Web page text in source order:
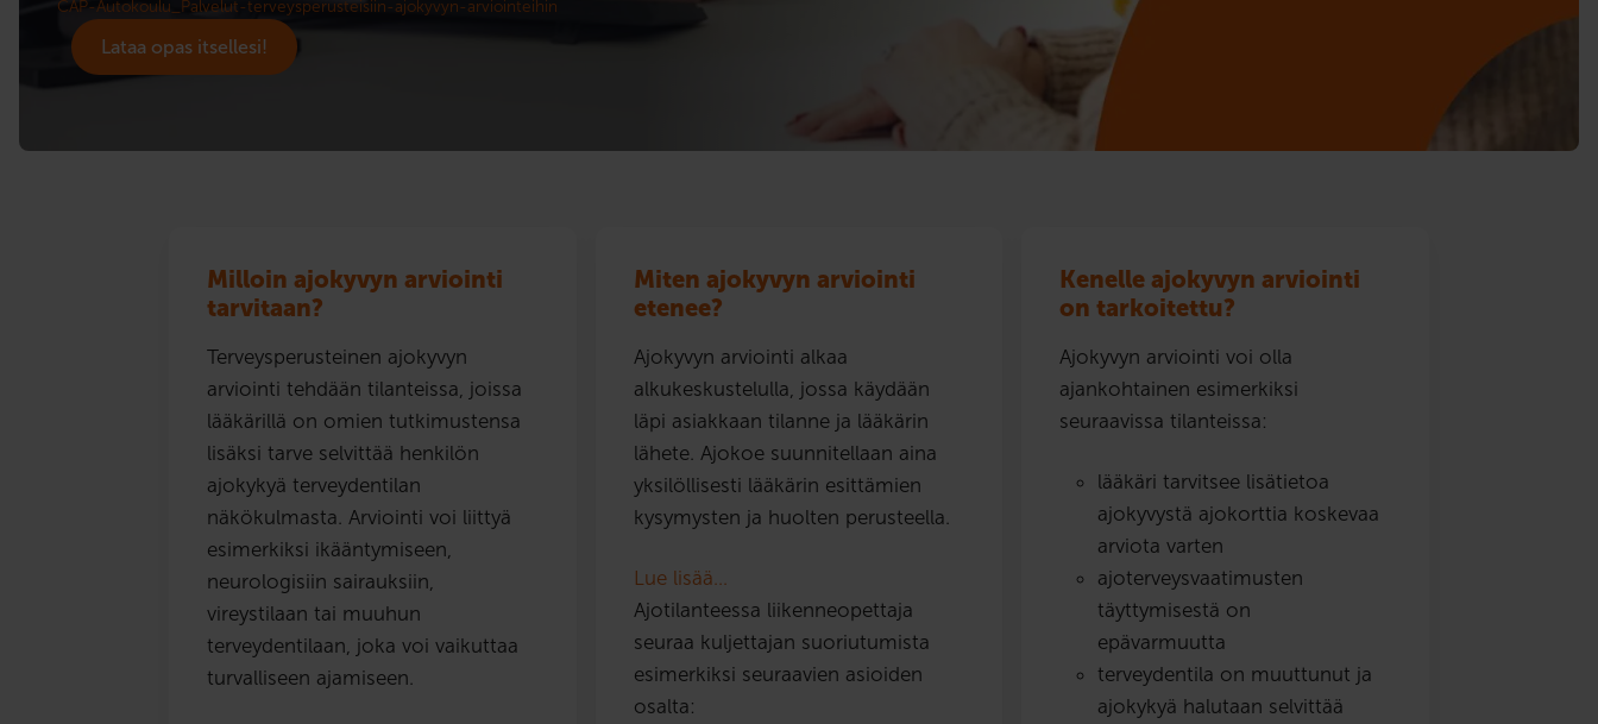
CAP-Autokoulu_Palvelut-terveysperusteisiin-ajokyvyn-arviointeihin
Lataa opas itsellesi!
Milloin ajokyvyn arviointi
tarvitaan?
Terveysperusteinen ajokyvyn
arviointi tehdään tilanteissa, joissa
lääkärillä on omien tutkimustensa
lisäksi tarve selvittää henkilön
ajokykyä terveydentilan
näkökulmasta. Arviointi voi liittyä
esimerkiksi ikääntymiseen,
neurologisiin sairauksiin,
vireystilaan tai muuhun
terveydentilaan, joka voi vaikuttaa
turvalliseen ajamiseen.
Miten ajokyvyn arviointi
etenee?
Ajokyvyn arviointi alkaa
alkukeskustelulla, jossa käydään
läpi asiakkaan tilanne ja lääkärin
lähete. Ajokoe suunnitellaan aina
yksilöllisesti lääkärin esittämien
kysymysten ja huolten perusteella.
Lue lisää…
Ajotilanteessa liikenneopettaja
seuraa kuljettajan suoriutumista
esimerkiksi seuraavien asioiden
osalta:
Kenelle ajokyvyn arviointi
on tarkoitettu?
Ajokyvyn arviointi voi olla
ajankohtainen esimerkiksi
seuraavissa tilanteissa:
lääkäri tarvitsee lisätietoa
ajokyvystä ajokorttia koskevaa
arviota varten
ajoterveysvaatimusten
täyttymisestä on
epävarmuutta
terveydentila on muuttunut ja
ajokykyä halutaan selvittää